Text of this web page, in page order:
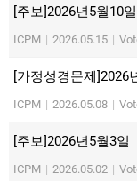
[주보]2026년5월10
ICPM | 2026.05.15 |
[가정성경문제]2026
ICPM | 2026.05.08 |
[주보]2026년5월3일
ICPM | 2026.05.02 |